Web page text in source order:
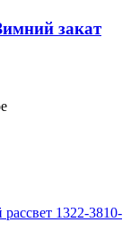
закат
1322-3810-